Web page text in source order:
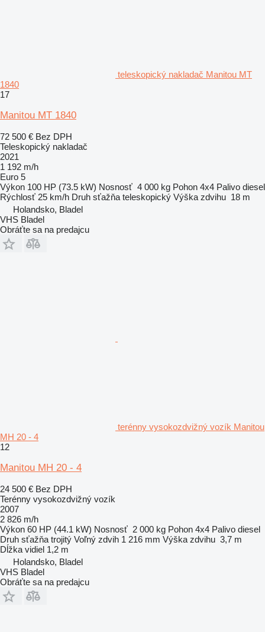
teleskopický nakladač Manitou MT
1840
17
Manitou MT 1840
72 500 € Bez DPH
Teleskopický nakladač
2021
1 192 m/h
Euro 5
Výkon 100 HP (73.5 kW) Nosnosť 4 000 kg Pohon 4x4 Palivo diesel
Rýchlosť 25 km/h Druh sťažňa teleskopický Výška zdvihu 18 m
Holandsko, Bladel
VHS Bladel
Obráťte sa na predajcu
terénny vysokozdvižný vozík Manitou
MH 20 - 4
12
Manitou MH 20 - 4
24 500 € Bez DPH
Terénny vysokozdvižný vozík
2007
2 826 m/h
Výkon 60 HP (44.1 kW) Nosnosť 2 000 kg Pohon 4x4 Palivo diesel
Druh sťažňa trojitý Voľný zdvih 1 216 mm Výška zdvihu 3,7 m
Dĺžka vidiel 1,2 m
Holandsko, Bladel
VHS Bladel
Obráťte sa na predajcu